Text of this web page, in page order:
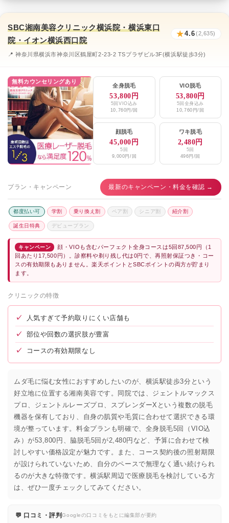
SBC湘南美容クリニック横浜院・横浜東口
院・イオン横浜西口院
★4.6(2,635)
📍 神奈川県横浜市神奈川区鶴屋町2-23-2 TSプラザビル3F(横浜駅徒歩3分)
無料カウンセリングあり
全身脱毛
53,800円
5回VIO込み
10,760円/回
VIO脱毛
53,800円
5回全身込み
10,760円/回
顔脱毛
45,000円
5回
9,000円/回
ワキ脱毛
2,480円
5回
496円/回
プラン・キャンペーン 最新のキャンペーン・料金を確認 →
都度払い可 学割 乗り換え割 ペア割 シニア割 紹介割
誕生日特典 デビュープラン
キャンペーン
顔・VIOも含むパーフェクト全身コースは5回87,500円（1
回あたり17,500円）。診察料や剃り残し代は0円で、再照射保証つき・コー
スの有効期限もありません。楽天ポイントとSBCポイントの両方が貯まり
ます。
クリニックの特徴
✓ 人気すぎて予約取りにくい店舗も
✓ 部位や回数の選択肢が豊富
✓ コースの有効期限なし
ムダ毛に悩む女性におすすめしたいのが、横浜駅徒歩3分という
好立地に位置する湘南美容です。同院では、ジェントルマックス
プロ、ジェントルレーズプロ、スプレンダーXという複数の脱毛
機器を保有しており、自身の肌質や毛質に合わせて選択できる環
境が整っています。料金プランも明確で、全身脱毛5回（VIO込
み）が53,800円、脇脱毛5回が2,480円など、予算に合わせて検
討しやすい価格設定が魅力です。また、コース契約後の照射期限
が設けられていないため、自分のペースで無理なく通い続けられ
るのが大きな特徴です。横浜駅周辺で医療脱毛を検討している方
は、ぜひ一度チェックしてみてください。
💬 口コミ・評判Googleの口コミをもとに編集部が要約